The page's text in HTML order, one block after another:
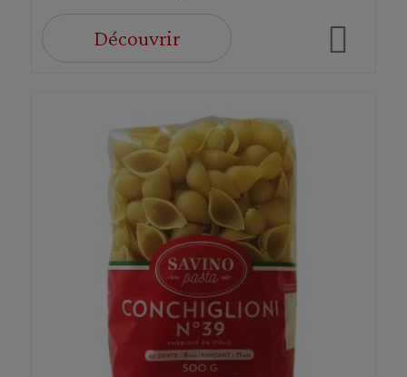
Découvrir